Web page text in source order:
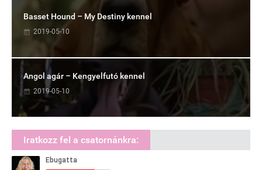
Basset Hound – My Destiny kennel
2019-05-10
Angol agár – Kengyelfutó kennel
2019-05-10
Iratkozz fel a csatornánkra: